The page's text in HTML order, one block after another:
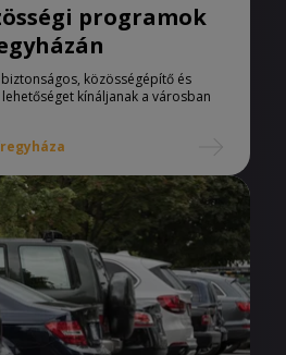
programok
közösségépítő és
kínáljanak a városban